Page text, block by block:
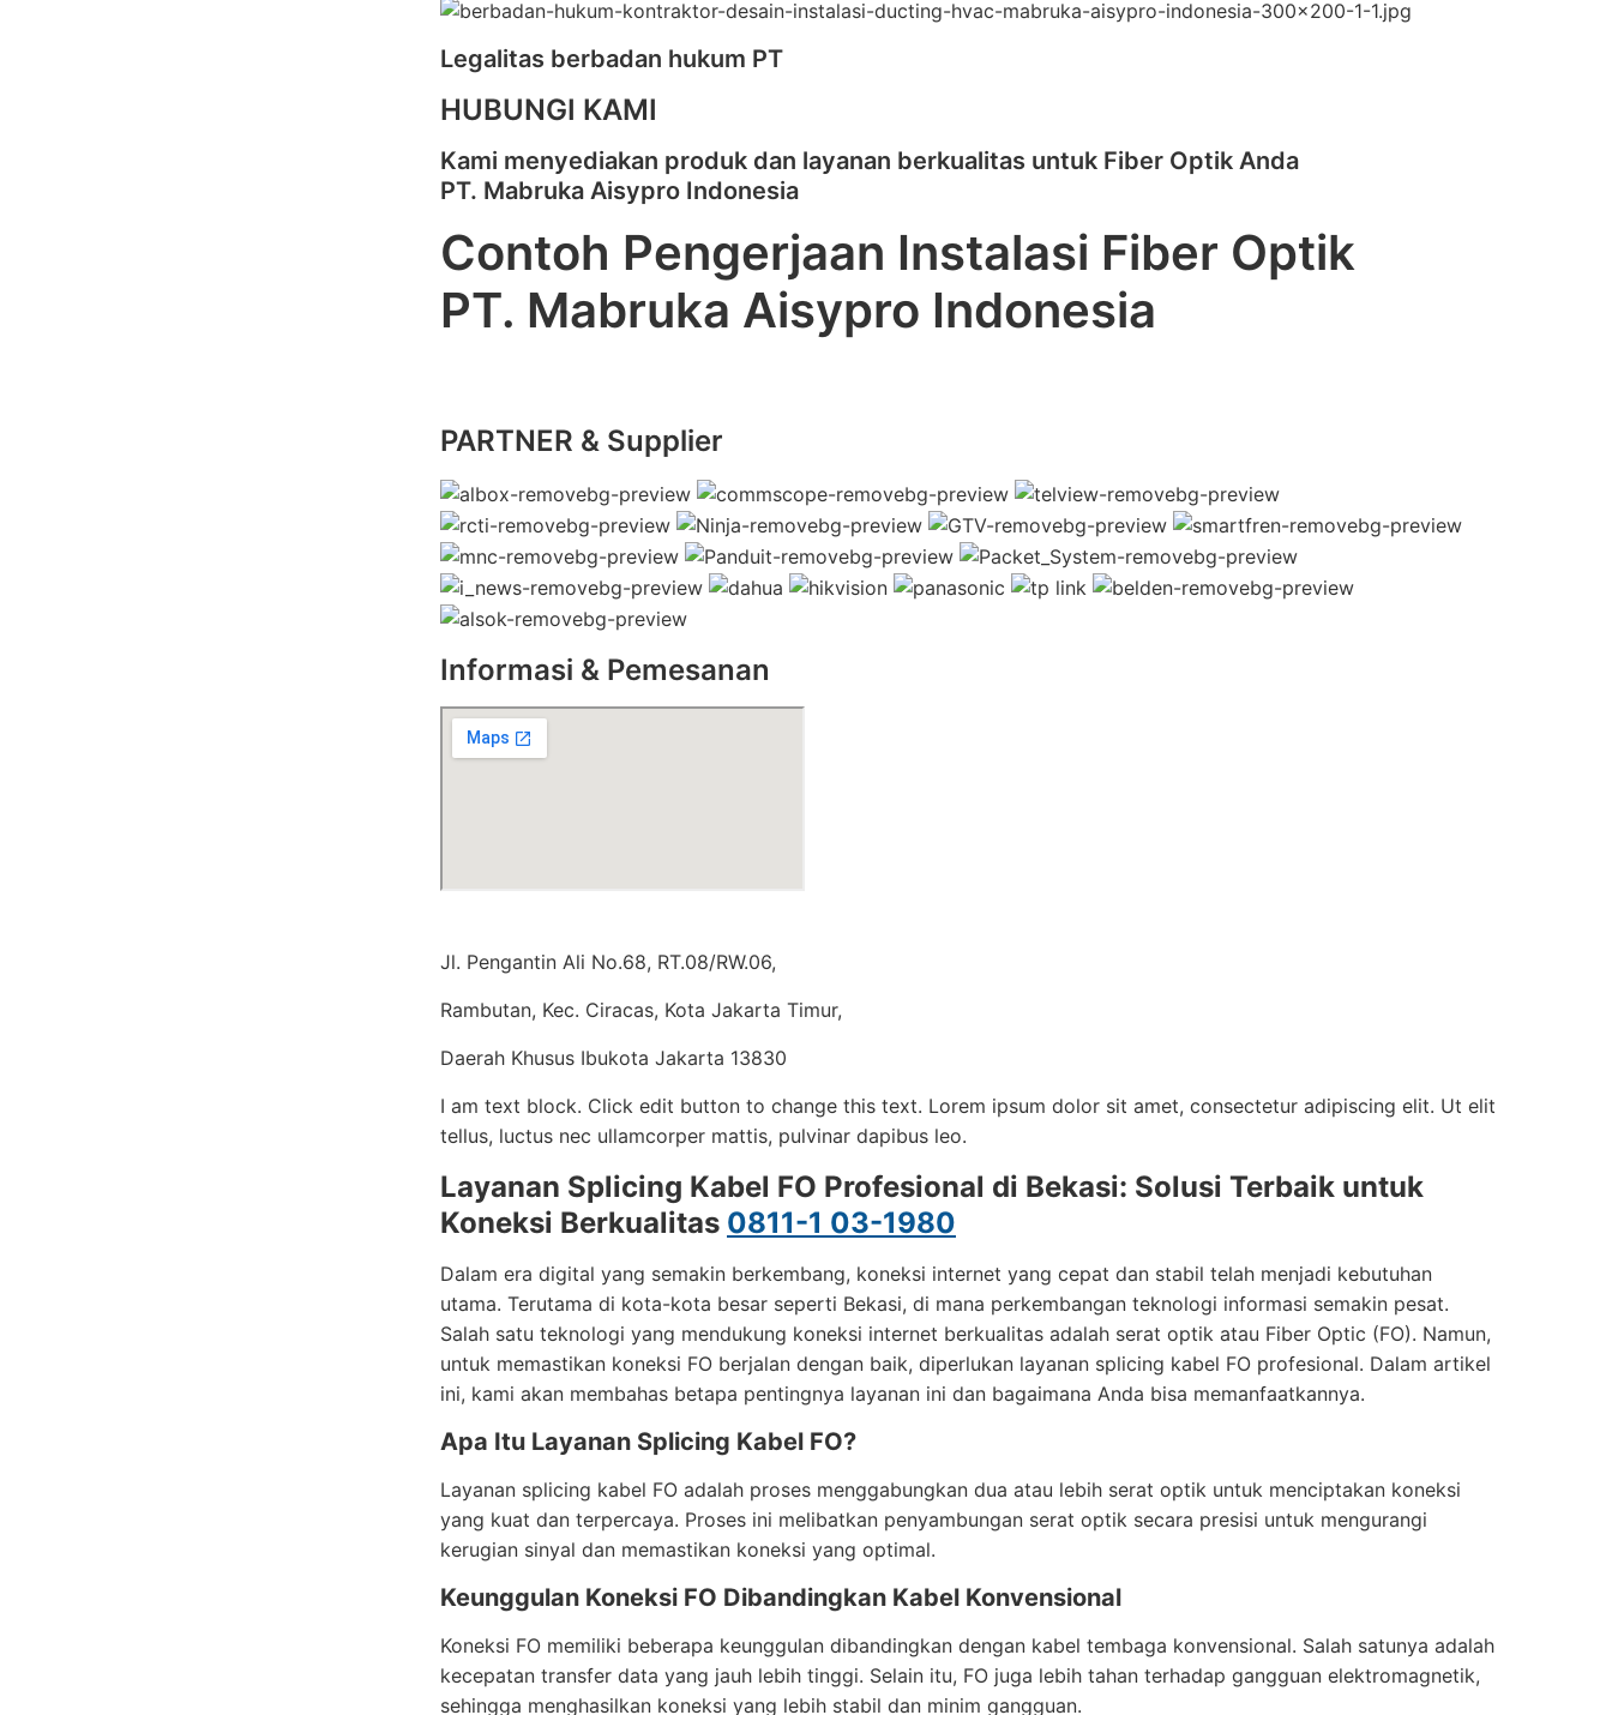
Legalitas berbadan hukum PT
HUBUNGI KAMI
Kami menyediakan produk dan layanan berkualitas untuk Fiber Optik Anda
PT. Mabruka Aisypro Indonesia
Contoh Pengerjaan Instalasi Fiber Optik
PT. Mabruka Aisypro Indonesia
PARTNER & Supplier
Informasi & Pemesanan
Jl. Pengantin Ali No.68, RT.08/RW.06,
Rambutan, Kec. Ciracas, Kota Jakarta Timur,
Daerah Khusus Ibukota Jakarta 13830
I am text block. Click edit button to change this text. Lorem ipsum dolor sit amet, consectetur adipiscing elit. Ut elit
tellus, luctus nec ullamcorper mattis, pulvinar dapibus leo.
Layanan Splicing Kabel FO Profesional di Bekasi: Solusi Terbaik untuk
Koneksi Berkualitas 0811-1 03-1980
Dalam era digital yang semakin berkembang, koneksi internet yang cepat dan stabil telah menjadi kebutuhan
utama. Terutama di kota-kota besar seperti Bekasi, di mana perkembangan teknologi informasi semakin pesat.
Salah satu teknologi yang mendukung koneksi internet berkualitas adalah serat optik atau Fiber Optic (FO). Namun,
untuk memastikan koneksi FO berjalan dengan baik, diperlukan layanan splicing kabel FO profesional. Dalam artikel
ini, kami akan membahas betapa pentingnya layanan ini dan bagaimana Anda bisa memanfaatkannya.
Apa Itu Layanan Splicing Kabel FO?
Layanan splicing kabel FO adalah proses menggabungkan dua atau lebih serat optik untuk menciptakan koneksi
yang kuat dan terpercaya. Proses ini melibatkan penyambungan serat optik secara presisi untuk mengurangi
kerugian sinyal dan memastikan koneksi yang optimal.
Keunggulan Koneksi FO Dibandingkan Kabel Konvensional
Koneksi FO memiliki beberapa keunggulan dibandingkan dengan kabel tembaga konvensional. Salah satunya adalah
kecepatan transfer data yang jauh lebih tinggi. Selain itu, FO juga lebih tahan terhadap gangguan elektromagnetik,
sehingga menghasilkan koneksi yang lebih stabil dan minim gangguan.